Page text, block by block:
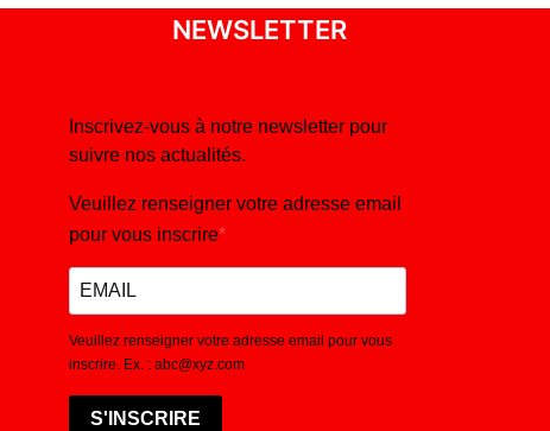
NEWSLETTER
Inscrivez-vous à notre newsletter pour
suivre nos actualités.
Veuillez renseigner votre adresse email
pour vous inscrire
Veuillez renseigner votre adresse email pour vous
inscrire. Ex. : abc@xyz.com
S'INSCRIRE